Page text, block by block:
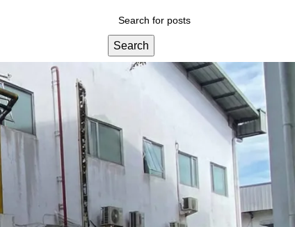
Search
Categories
Blog
Layanan Kami
Tips & Edukasi
Wawasan Umum